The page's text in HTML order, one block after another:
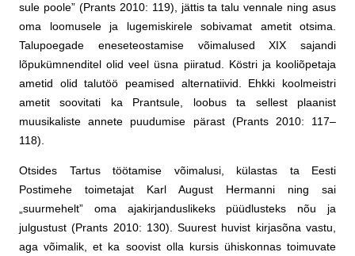
sule poole” (Prants 2010: 119), jättis ta talu vennale ning asus
oma loomusele ja lugemiskirele sobivamat ametit otsima.
Talupoegade eneseteostamise võimalused XIX sajandi
lõpukümnenditel olid veel üsna piiratud. Köstri ja kooliõpetaja
ametid olid talutöö peamised alternatiivid. Ehkki koolmeistri
ametit soovitati ka Prantsule, loobus ta sellest plaanist
muusikaliste annete puudumise pärast (Prants 2010: 117–
118).
Otsides Tartus töötamise võimalusi, külastas ta Eesti
Postimehe toimetajat Karl August Hermanni ning sai
„suurmehelt” oma ajakirjanduslikeks püüdlusteks nõu ja
julgustust (Prants 2010: 130). Suurest huvist kirjasõna vastu,
aga võimalik, et ka soovist olla kursis ühiskonnas toimuvate